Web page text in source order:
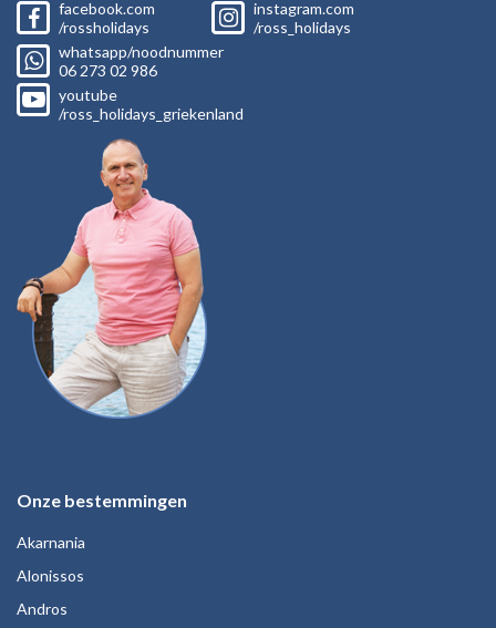
facebook.com
/rossholidays
instagram.com
/ross_holidays
whatsapp/noodnummer
06 273 02 986
youtube
/ross_holidays_griekenland
Onze bestemmingen
Akarnania
Alonissos
Andros